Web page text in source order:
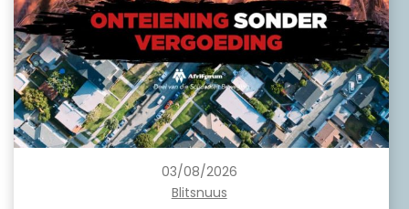
03/08/2026
Blitsnuus